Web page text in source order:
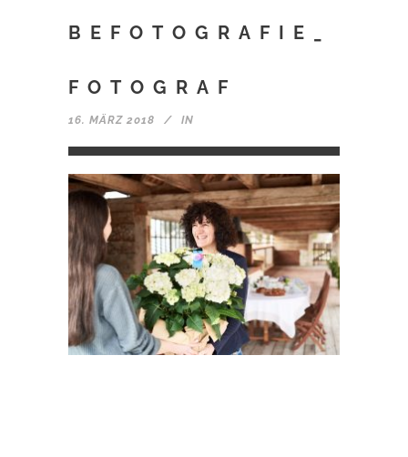
BEFOTOGRAFIE_
FOTOGRAF
16. MÄRZ 2018 IN